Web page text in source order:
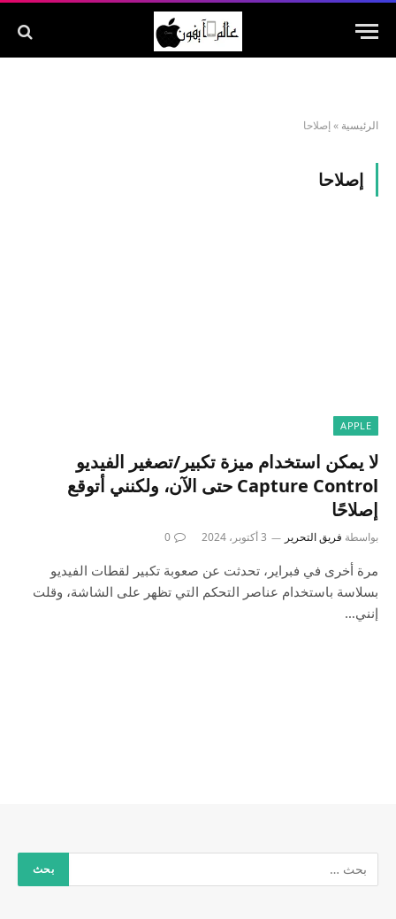
الرئيسية » إصلاحا
إصلاحا
APPLE
لا يمكن استخدام ميزة تكبير/تصغير الفيديو
Capture Control حتى الآن، ولكنني أتوقع
إصلاحًا
بواسطة فريق التحرير 3 أكتوبر، 2024 0
مرة أخرى في فبراير، تحدثت عن صعوبة تكبير لقطات الفيديو
بسلاسة باستخدام عناصر التحكم التي تظهر على الشاشة، وقلت
إنني…